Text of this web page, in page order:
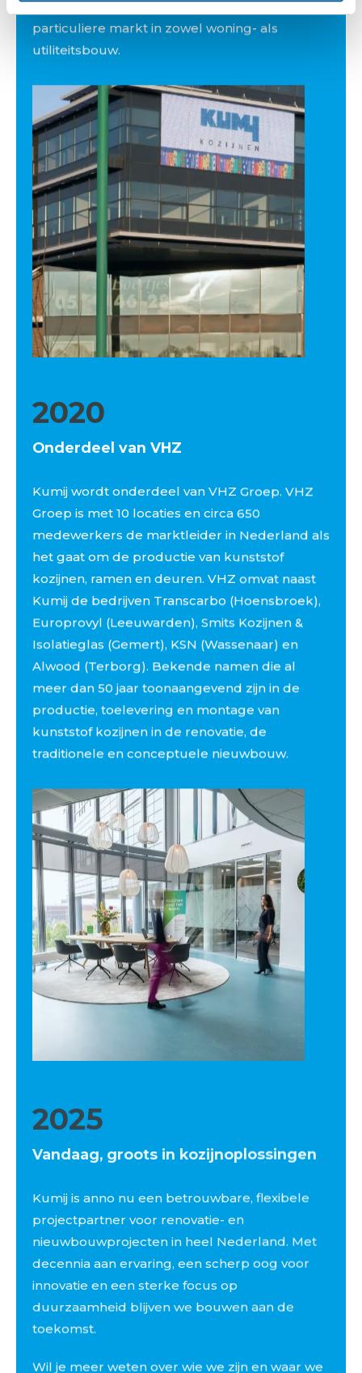
kozijnassortiment voor de zakelijke en
particuliere markt in zowel woning- als
utiliteitsbouw.
2020
Onderdeel van VHZ
Kumij wordt onderdeel van VHZ Groep. VHZ
Groep is met 10 locaties en circa 650
medewerkers de marktleider in Nederland als
het gaat om de productie van kunststof
kozijnen, ramen en deuren. VHZ omvat naast
Kumij de bedrijven Transcarbo (Hoensbroek),
Europrovyl (Leeuwarden), Smits Kozijnen &
Isolatieglas (Gemert), KSN (Wassenaar) en
Alwood (Terborg). Bekende namen die al
meer dan 50 jaar toonaangevend zijn in de
productie, toelevering en montage van
kunststof kozijnen in de renovatie, de
traditionele en conceptuele nieuwbouw.
2025
Vandaag, groots in kozijnoplossingen
Kumij is anno nu een betrouwbare, flexibele
projectpartner voor renovatie- en
nieuwbouwprojecten in heel Nederland. Met
decennia aan ervaring, een scherp oog voor
innovatie en een sterke focus op
duurzaamheid blijven we bouwen aan de
toekomst.
Wil je meer weten over wie we zijn en waar we